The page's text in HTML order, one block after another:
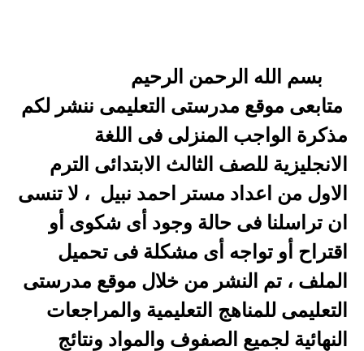
بسم الله الرحمن الرحيم
متابعى موقع مدرستى التعليمى ننشر لكم
مذكرة الواجب المنزلى فى اللغة
الانجليزية للصف الثالث الابتدائى الترم
الاول من اعداد مستر احمد نبيل ، لا تنسى
ان تراسلنا فى حالة وجود أى شكوى أو
اقتراح أو تواجه أى مشكلة فى تحميل
الملف ، تم النشر من خلال موقع مدرستى
التعليمى للمناهج التعليمية والمراجعات
النهائية لجميع الصفوف والمواد ونتائج